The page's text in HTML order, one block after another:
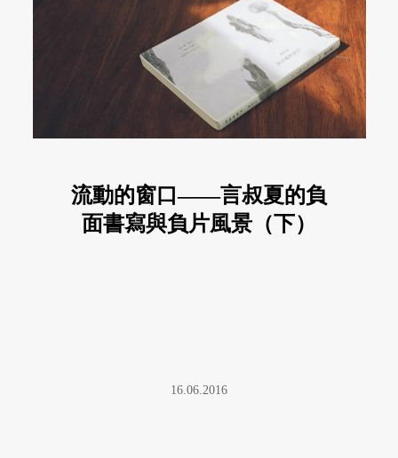
流動的窗口——言叔夏的負
面書寫與負片風景（下）
16.06.2016